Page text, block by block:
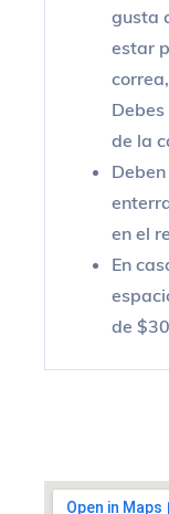
gusta
estar
de la
en el
En
de